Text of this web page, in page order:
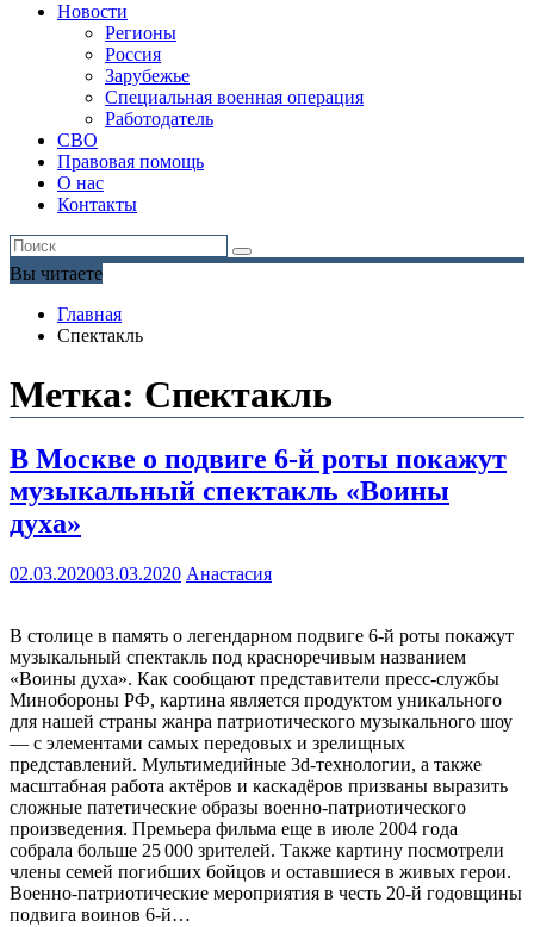
Новости
Регионы
Россия
Зарубежье
Специальная военная операция
Работодатель
СВО
Правовая помощь
О нас
Контакты
Вы читаете
Главная
Спектакль
Метка: Спектакль
В Москве о подвиге 6-й роты покажут
музыкальный спектакль «Воины
духа»
02.03.202003.03.2020 Анастасия
В столице в память о легендарном подвиге 6-й роты покажут
музыкальный спектакль под красноречивым названием
«Воины духа». Как сообщают представители пресс-службы
Минобороны РФ, картина является продуктом уникального
для нашей страны жанра патриотического музыкального шоу
— с элементами самых передовых и зрелищных
представлений. Мультимедийные 3d-технологии, а также
масштабная работа актёров и каскадёров призваны выразить
сложные патетические образы военно-патриотического
произведения. Премьера фильма еще в июле 2004 года
собрала больше 25 000 зрителей. Также картину посмотрели
члены семей погибших бойцов и оставшиеся в живых герои.
Военно-патриотические мероприятия в честь 20-й годовщины
подвига воинов 6-й…